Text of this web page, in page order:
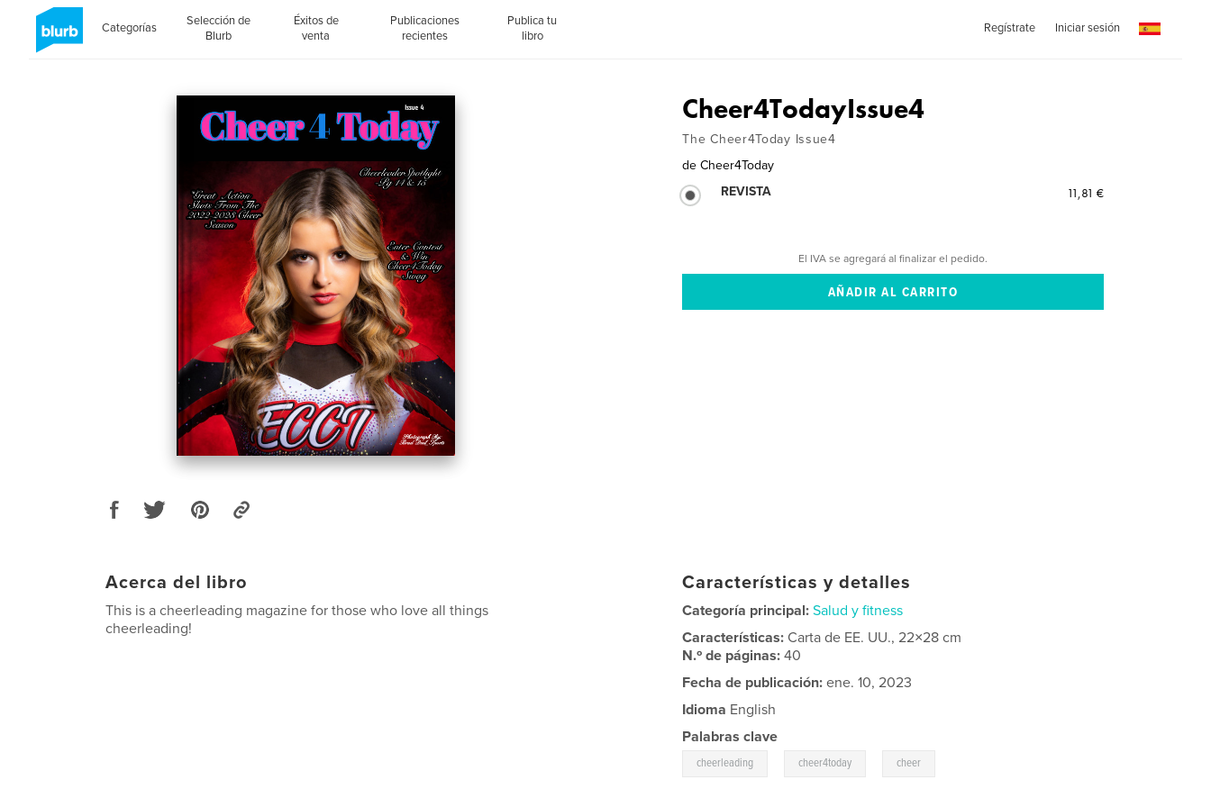
Categorías
Selección de
Blurb
Éxitos de
venta
Publicaciones
recientes
Publica tu
libro
Regístrate Iniciar sesión
Cheer4TodayIssue4
The Cheer4Today Issue4
de Cheer4Today
REVISTA
11,81 €
El IVA se agregará al finalizar el pedido.
Acerca del libro
This is a cheerleading magazine for those who love all things
cheerleading!
Características y detalles
Categoría principal: Salud y fitness
Características:Carta de EE. UU., 22×28 cm
N.º de páginas:40
Fecha de publicación: ene. 10, 2023
Idioma English
Palabras clave
cheerleading cheer4today cheer